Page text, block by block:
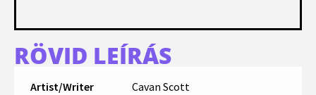
RÖVID LEÍRÁS
Artist/Writer Cavan Scott